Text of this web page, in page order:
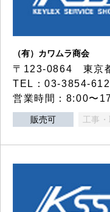
（有）カワムラ商会
〒123-0864 東京
TEL：03-3854-
営業時間：8:00〜
販売可 工事